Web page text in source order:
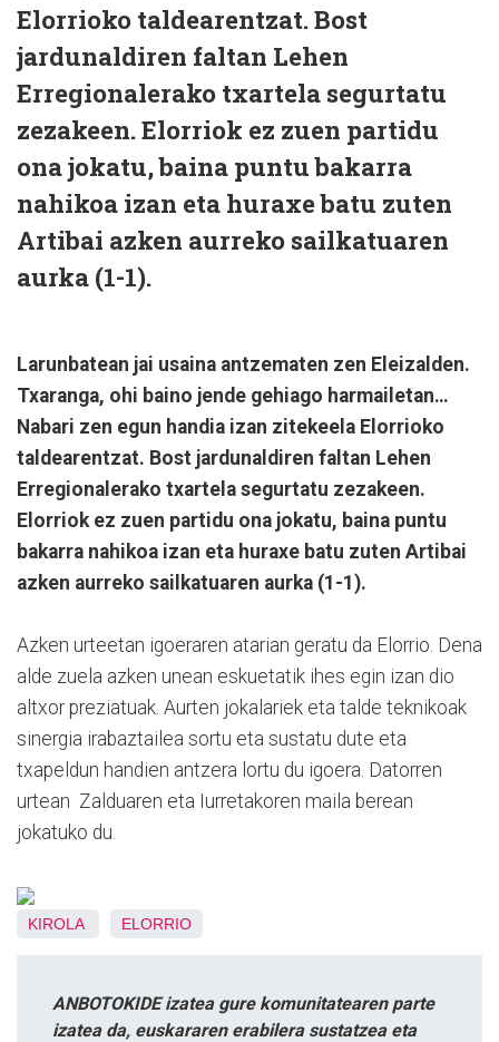
Elorrioko taldearentzat. Bost
jardunaldiren faltan Lehen
Erregionalerako txartela segurtatu
zezakeen. Elorriok ez zuen partidu
ona jokatu, baina puntu bakarra
nahikoa izan eta huraxe batu zuten
Artibai azken aurreko sailkatuaren
aurka (1-1).
Larunbatean jai usaina antzematen zen Eleizalden.
Txaranga, ohi baino jende gehiago harmailetan…
Nabari zen egun handia izan zitekeela Elorrioko
taldearentzat. Bost jardunaldiren faltan Lehen
Erregionalerako txartela segurtatu zezakeen.
Elorriok ez zuen partidu ona jokatu, baina puntu
bakarra nahikoa izan eta huraxe batu zuten Artibai
azken aurreko sailkatuaren aurka (1-1).
Azken urteetan igoeraren atarian geratu da Elorrio. Dena
alde zuela azken unean eskuetatik ihes egin izan dio
altxor preziatuak. Aurten jokalariek eta talde teknikoak
sinergia irabaztailea sortu eta sustatu dute eta
txapeldun handien antzera lortu du igoera. Datorren
urtean Zalduaren eta Iurretakoren maila berean
jokatuko du.
KIROLA ELORRIO
ANBOTOKIDE izatea gure komunitatearen parte
izatea da, euskararen erabilera sustatzea eta